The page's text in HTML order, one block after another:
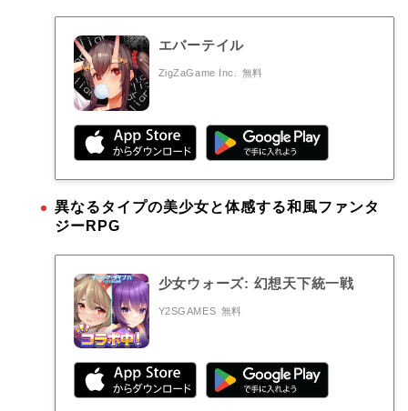
エバーテイル
ZigZaGame Inc. 無料
異なるタイプの美少女と体感する和風ファンタ
ジーRPG
少女ウォーズ: 幻想天下統一戦
Y2SGAMES 無料